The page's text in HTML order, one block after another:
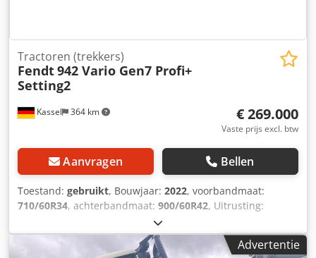
Kassel 364 km
Tractoren (trekkers)
Fendt942 Vario Gen7 Profi+
Setting2
€ 269.000
Vaste prijs excl. btw
Aanvragen Bellen
Toestand: gebruikt, Bouwjaar: 2022, voorbandmaat:
710/60R34, achterbandmaat: 900/60R42, Uitrusting:
luchtdrukrem, voorste aftakas
Bandenluchtdrukregelingssysteem VarioGrip,
omkeerventilator Dedpfeucqcksx Acysck
Advertentie